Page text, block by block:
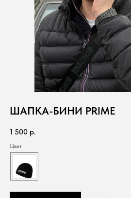
ШАПКА-БИНИ PRIME
1 500 р.
Цвет